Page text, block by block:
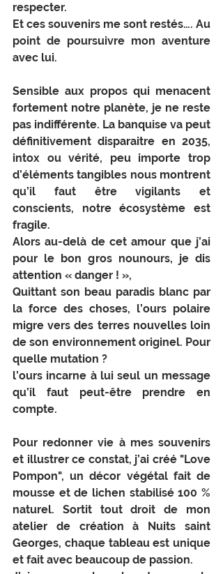
respecter.
Et ces souvenirs me sont restés…. Au
point de poursuivre mon aventure
avec lui.
Sensible aux propos qui menacent
fortement notre planète, je ne reste
pas indifférente. La banquise va peut
définitivement disparaitre en 2035,
intox ou vérité, peu importe trop
d’éléments tangibles nous montrent
qu’il faut être vigilants et
conscients, notre écosystème est
fragile.
Alors au-delà de cet amour que j’ai
pour le bon gros nounours, je dis
attention « danger ! »,
Quittant son beau paradis blanc par
la force des choses, l’ours polaire
migre vers des terres nouvelles loin
de son environnement originel. Pour
quelle mutation ?
l’ours incarne à lui seul un message
qu’il faut peut-être prendre en
compte.
Pour redonner vie à mes souvenirs
et illustrer ce constat, j’ai créé "Love
Pompon", un décor végétal fait de
mousse et de lichen stabilisé 100 %
naturel. Sortit tout droit de mon
atelier de création à Nuits saint
Georges, chaque tableau est unique
et fait avec beaucoup de passion.